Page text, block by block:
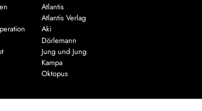
Atlantis
Atlantis Verlag
Aki
Dörlemann
Jung und Jung
Kampa
Oktopus